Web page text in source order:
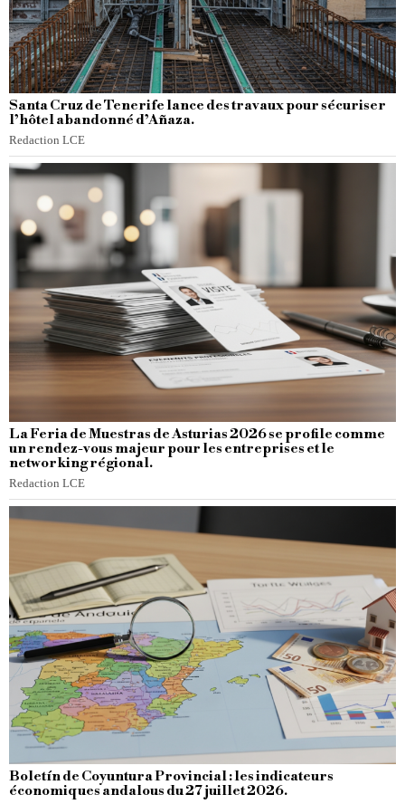
Santa Cruz de Tenerife lance des travaux pour sécuriser
l’hôtel abandonné d’Añaza.
Redaction LCE
La Feria de Muestras de Asturias 2026 se profile comme
un rendez-vous majeur pour les entreprises et le
networking régional.
Redaction LCE
Boletín de Coyuntura Provincial : les indicateurs
économiques andalous du 27 juillet 2026.